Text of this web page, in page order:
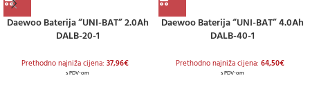
Daewoo Baterija “UNI-BAT” 2.0Ah
DALB-20-1
Prethodno najniža cijena: 37,96€
s PDV-om
Daewoo Baterija “UNI-BAT” 4.0Ah
DALB-40-1
Prethodno najniža cijena: 64,50€
s PDV-om